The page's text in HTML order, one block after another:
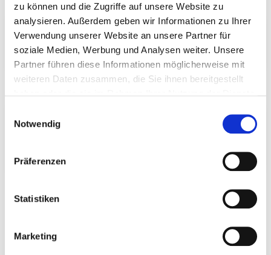
zu können und die Zugriffe auf unsere Website zu
analysieren. Außerdem geben wir Informationen zu Ihrer
Verwendung unserer Website an unsere Partner für
soziale Medien, Werbung und Analysen weiter. Unsere
Partner führen diese Informationen möglicherweise mit
weiteren Daten zusammen, die Sie ihnen bereitgestellt
Notwendig
Präferenzen
Statistiken
Marketing
Alle Termine im Kalender überblicken
ZUR KALENDERANSICHT
FRAGEN & ANTWORTEN ZUR
Übersicht der Fortbildungstermine
Gerätturnen